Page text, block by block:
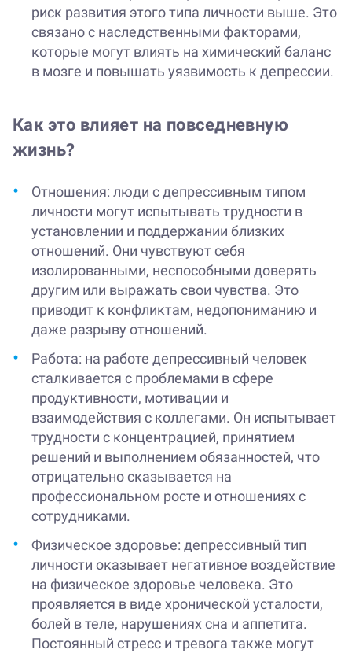
риск развития этого типа личности выше. Это
связано с наследственными факторами,
которые могут влиять на химический баланс
в мозге и повышать уязвимость к депрессии.
Как это влияет на повседневную
жизнь?
Отношения: люди с депрессивным типом
личности могут испытывать трудности в
установлении и поддержании близких
отношений. Они чувствуют себя
изолированными, неспособными доверять
другим или выражать свои чувства. Это
приводит к конфликтам, недопониманию и
даже разрыву отношений.
Работа: на работе депрессивный человек
сталкивается с проблемами в сфере
продуктивности, мотивации и
взаимодействия с коллегами. Он испытывает
трудности с концентрацией, принятием
решений и выполнением обязанностей, что
отрицательно сказывается на
профессиональном росте и отношениях с
сотрудниками.
Физическое здоровье: депрессивный тип
личности оказывает негативное воздействие
на физическое здоровье человека. Это
проявляется в виде хронической усталости,
болей в теле, нарушениях сна и аппетита.
Постоянный стресс и тревога также могут